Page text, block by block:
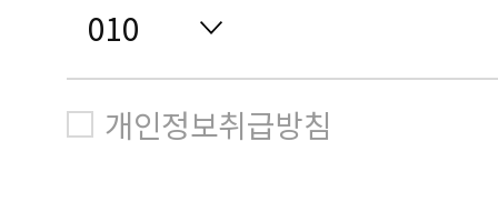
개인정보취급방침